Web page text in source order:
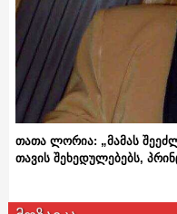
თათა ლორია: „მამას
თავის შეხედულებებს,